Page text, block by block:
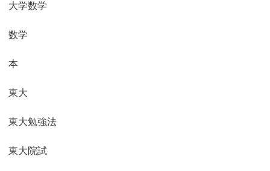
大学数学
数学
本
東大
東大勉強法
東大院試